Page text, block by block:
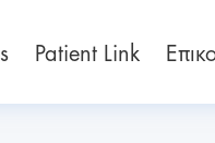
Patient Link